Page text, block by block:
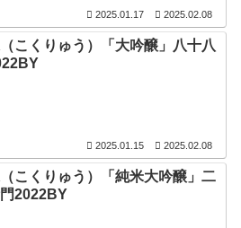
2025.01.17 2025.02.08
こくりゅう）「大吟醸」八十八
2025.01.15 2025.02.08
こくりゅう）「純米大吟醸」二
2022BY